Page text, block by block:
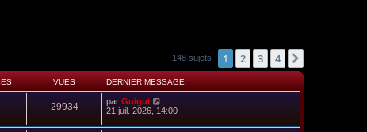
148 sujets 1 2 3 4
VUES DERNIER MESSAGE
29934 par Guigui
21 juil. 2026, 14:00